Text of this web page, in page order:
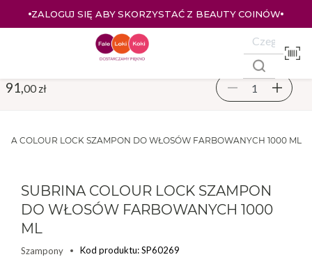
ZALOGUJ SIĘ ABY SKORZYSTAĆ Z BEAUTY COINÓW
COLOUR LOCK SZAMPON DO WŁOSÓW FARBOWANYCH 1000 ML
SUBRINA COLOUR LOCK SZAMPON
DO WŁOSÓW FARBOWANYCH 1000
ML
Szampony Kod produktu: SP60269
91, 00 zł